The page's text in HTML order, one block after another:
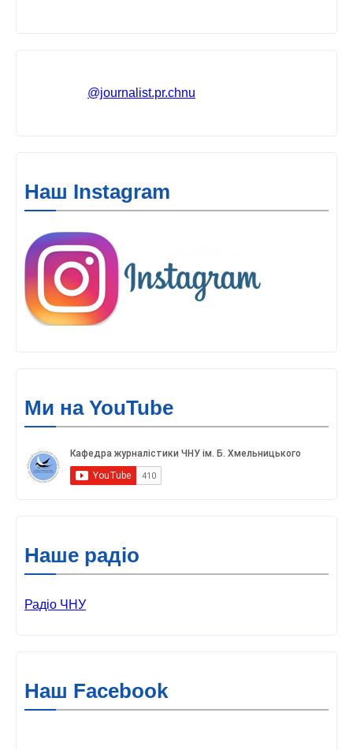
@journalist.pr.chnu
Наш Instagram
Ми на YouTube
Наше радіо
Радіо ЧНУ
Наш Facebook